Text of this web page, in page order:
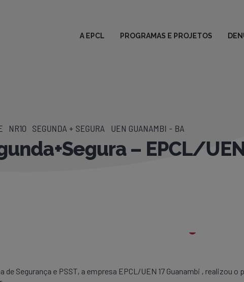
A EPCL PROGRAMAS E PROJETOS
NR10 SEGUNDA + SEGURA UEN GUANAMBI - BA
– EPCL/
Segurança e PSST, a empresa EPCL/UEN 17 Guanambi , realizou